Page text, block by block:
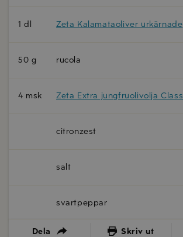
1 dl Zeta Kalamataoliver urkärnade
50 g rucola
4 msk Zeta Extra jungfruolivolja
citronzest
salt
svartpeppar
Dela Skriv ut